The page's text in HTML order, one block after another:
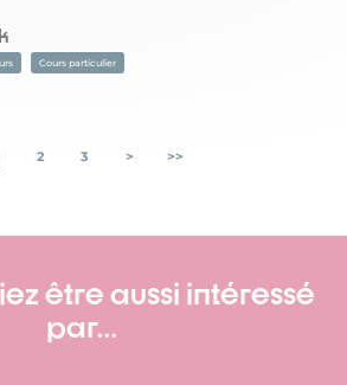
Cours particulier
2 3 > >>
être aussi intéressé
par…